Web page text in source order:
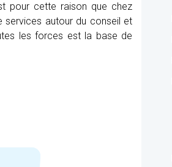
pour cette raison que chez
services autour du conseil et
les forces est la base de